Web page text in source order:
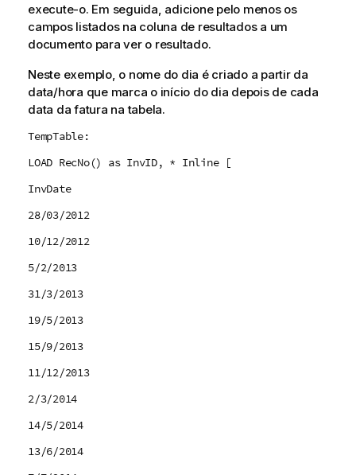
execute-o. Em seguida, adicione pelo menos os
campos listados na coluna de resultados a um
documento para ver o resultado.
Neste exemplo, o nome do dia é criado a partir da
data/hora que marca o início do dia depois de cada
data da fatura na tabela.
TempTable:
LOAD RecNo() as InvID, * Inline [
InvDate
28/03/2012
10/12/2012
5/2/2013
31/3/2013
19/5/2013
15/9/2013
11/12/2013
2/3/2014
14/5/2014
13/6/2014